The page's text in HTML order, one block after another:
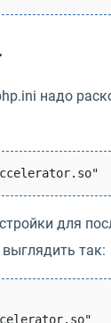
надо
для
так: